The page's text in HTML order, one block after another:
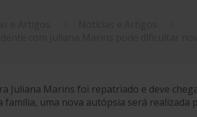
Juliana Marins foi repatriado e deve
família, uma nova autópsia será realizada